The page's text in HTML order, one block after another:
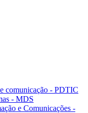
comunicação - PDTIC
- MDS
e Comunicações -